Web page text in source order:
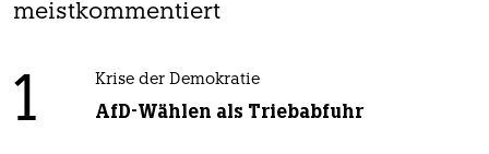
meistkommentiert
1 Krise der Demokratie
AfD-Wählen als Triebabfuhr